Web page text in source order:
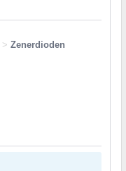
> Zenerdioden